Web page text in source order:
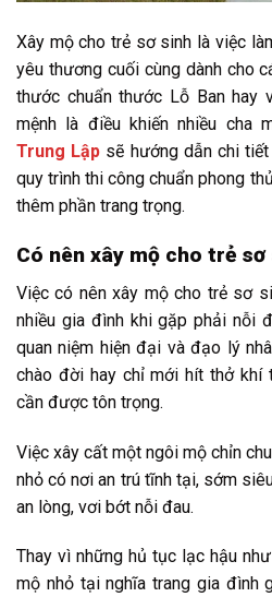
Xây mộ cho trẻ sơ sinh là việc
yêu thương cuối cùng dành cho
thước chuẩn thước Lỗ Ban
mệnh là điều khiến nhiều cha
Trung Lập sẽ hướng dẫn chi
quy trình thi công chuẩn phong
thêm phần trang trọng.
Có nên xây mộ cho trẻ
Việc có nên xây mộ cho trẻ sơ
nhiều gia đình khi gặp phải nỗi
quan niệm hiện đại và đạo lý
chào đời hay chỉ mới hít thở khí
cần được tôn trọng.
Việc xây cất một ngôi mộ chỉn
nhỏ có nơi an trú tĩnh tại, sớm
an lòng, vơi bớt nỗi đau.
Thay vì những hủ tục lạc hậu
mộ nhỏ tại nghĩa trang gia